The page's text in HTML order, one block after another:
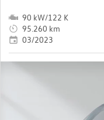
90 kW/122 K
95.260 km
03/2023